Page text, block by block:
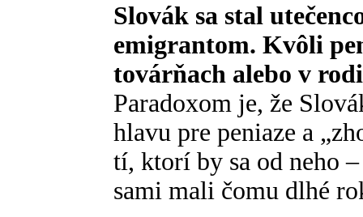
Slovák sa stal
emigrantom. Kvôli
továrňach alebo v
Paradoxom je, že
hlavu pre peniaze a
tí, ktorí by sa od neho
sami mali čomu dlhé